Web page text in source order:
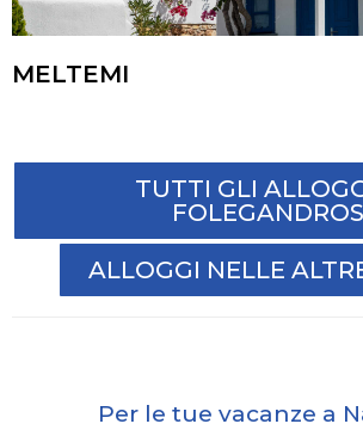
MELTEMI
TUTTI GLI
FOLEGANDROS
ALLOGGI NELLE
Per le tue vacanze a